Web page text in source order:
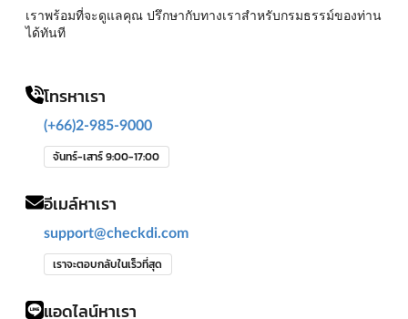
เราพร้อมที่จะดูแลคุณ ปรึกษากับทางเราสำหรับกรมธรรม์ของท่าน
ได้ทันที
โทรหาเรา
(+66)2-985-9000
จันทร์-เสาร์ 9:00-17:00
อีเมล์หาเรา
support@checkdi.com
เราจะตอบกลับในเร็วที่สุด
แอดไลน์หาเรา